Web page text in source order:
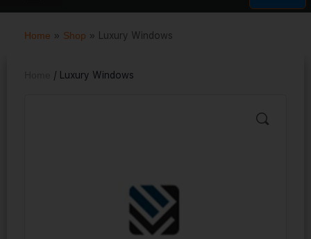
Home » Shop » Luxury Windows
/ Luxury Windows